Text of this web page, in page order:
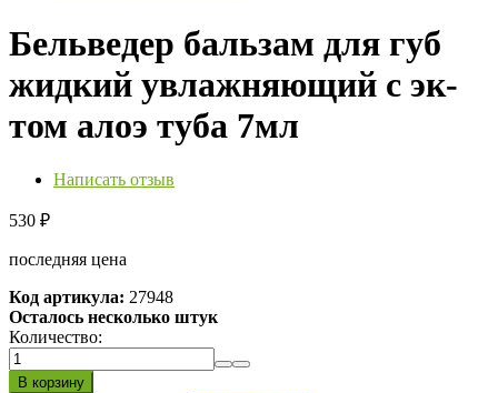
Бельведер бальзам для губ
жидкий увлажняющий с эк-
том алоэ туба 7мл
Написать отзыв
530 ₽
последняя цена
Код артикула: 27948
Осталось несколько штук
Количество: